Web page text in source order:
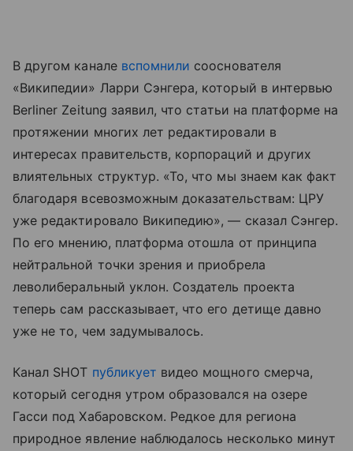
В другом канале вспомнили сооснователя
«Википедии» Ларри Сэнгера, который в интервью
Berliner Zeitung заявил, что статьи на платформе на
протяжении многих лет редактировали в
интересах правительств, корпораций и других
влиятельных структур. «То, что мы знаем как факт
благодаря всевозможным доказательствам: ЦРУ
уже редактировало Википедию», — сказал Сэнгер.
По его мнению, платформа отошла от принципа
нейтральной точки зрения и приобрела
леволиберальный уклон. Создатель проекта
теперь сам рассказывает, что его детище давно
уже не то, чем задумывалось.
Канал SHOT публикует видео мощного смерча,
который сегодня утром образовался на озере
Гасси под Хабаровском. Редкое для региона
природное явление наблюдалось несколько минут